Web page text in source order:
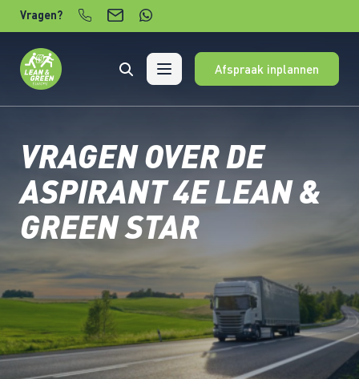
Verder naar content
Vragen?
Afspraak inplannen
VRAGEN OVER DE
ASPIRANT 4E LEAN &
GREEN STAR